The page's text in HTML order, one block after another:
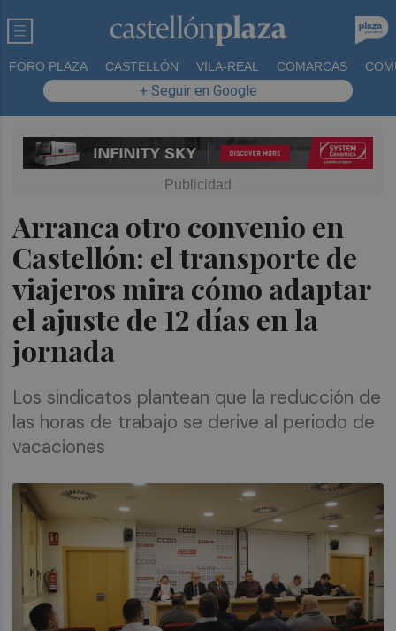
FORO PLAZA CASTELLÓN VILA-REAL COMARCAS
+ Seguir en Google
Arranca otro convenio en
Castellón: el transporte de
viajeros mira cómo adaptar
el ajuste de 12 días en la
jornada
Los sindicatos plantean que la reducción de
las horas de trabajo se derive al periodo de
vacaciones